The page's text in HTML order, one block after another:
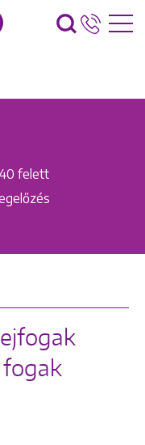
felett